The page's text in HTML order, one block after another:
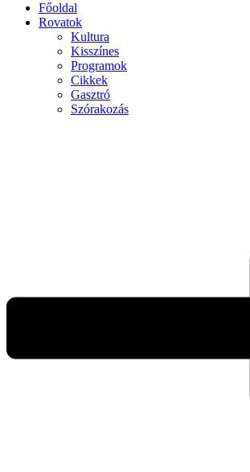
Főoldal
Rovatok
Kultura
Kisszínes
Programok
Cikkek
Gasztró
Szórakozás